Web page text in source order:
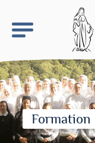
Formation